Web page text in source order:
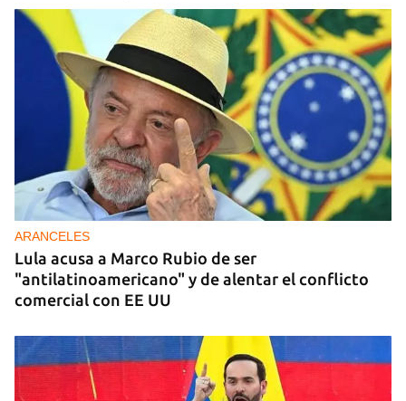
ARANCELES
Lula acusa a Marco Rubio de ser
"antilatinoamericano" y de alentar el conflicto
comercial con EE UU